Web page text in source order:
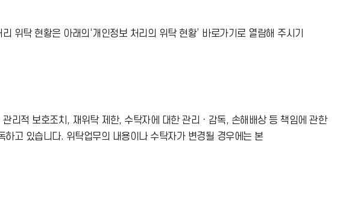
위탁 현황은 아래의‘개인정보 처리의 위탁 현황’ 바로가기로 열람해 주시기
리적 보호조치, 재위탁 제한, 수탁자에 대한 관리ㆍ감독, 손해배상 등 책임에 관한
고 있습니다. 위탁업무의 내용이나 수탁자가 변경될 경우에는 본